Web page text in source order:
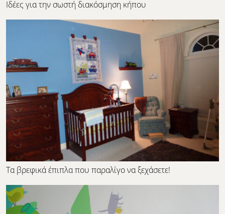
Ιδέες για την σωστή διακόσμηση κήπου
Τα βρεφικά έπιπλα που παραλίγο να ξεχάσετε!